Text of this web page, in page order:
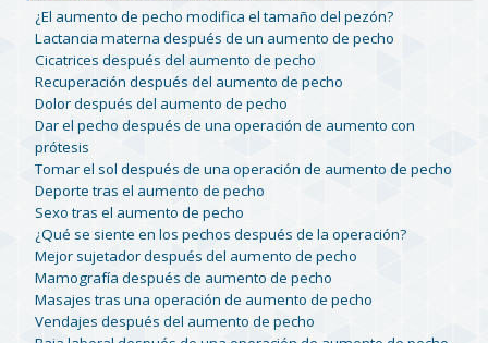
¿El aumento de pecho modifica el tamaño del pezón?
Lactancia materna después de un aumento de pecho
Cicatrices después del aumento de pecho
Recuperación después del aumento de pecho
Dolor después del aumento de pecho
Dar el pecho después de una operación de aumento con
prótesis
Tomar el sol después de una operación de aumento de pecho
Deporte tras el aumento de pecho
Sexo tras el aumento de pecho
¿Qué se siente en los pechos después de la operación?
Mejor sujetador después del aumento de pecho
Mamografía después de aumento de pecho
Masajes tras una operación de aumento de pecho
Vendajes después del aumento de pecho